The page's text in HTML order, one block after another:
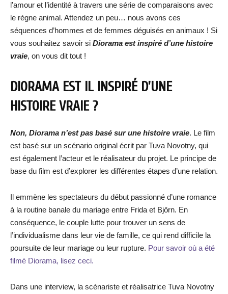
l’amour et l’identité à travers une série de comparaisons avec
le règne animal. Attendez un peu… nous avons ces
séquences d’hommes et de femmes déguisés en animaux ! Si
vous souhaitez savoir si Diorama est inspiré d’une histoire
vraie, on vous dit tout !
DIORAMA EST IL INSPIRÉ D’UNE
HISTOIRE VRAIE ?
Non, Diorama n’est pas basé sur une histoire vraie. Le film
est basé sur un scénario original écrit par Tuva Novotny, qui
est également l’acteur et le réalisateur du projet. Le principe de
base du film est d’explorer les différentes étapes d’une relation.
Il emmène les spectateurs du début passionné d’une romance
à la routine banale du mariage entre Frida et Björn. En
conséquence, le couple lutte pour trouver un sens de
l’individualisme dans leur vie de famille, ce qui rend difficile la
poursuite de leur mariage ou leur rupture. Pour savoir où a été
filmé Diorama, lisez ceci.
Dans une interview, la scénariste et réalisatrice Tuva Novotny